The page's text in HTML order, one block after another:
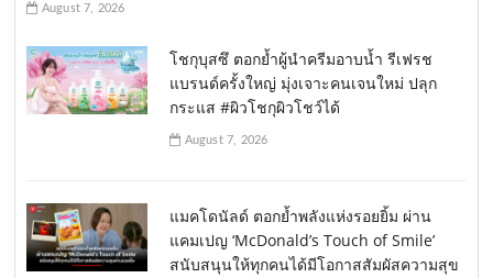
August 7, 2026
โชกุบุสซึ ตอกย้ำผู้นำครีมอาบน้ำ รีเฟรช
แบรนด์ครั้งใหญ่ มุ่งเจาะคนเจนใหม่ ปลุก
กระแส #ผิวโชกุผิวโชว์ได้
August 7, 2026
แมคโดนัลด์ ตอกย้ำพลังแห่งรอยยิ้ม ผ่าน
แคมเปญ ‘McDonald’s Touch of Smile’
สนับสนุนให้ทุกคนได้มีโอกาสสัมผัสความสุข